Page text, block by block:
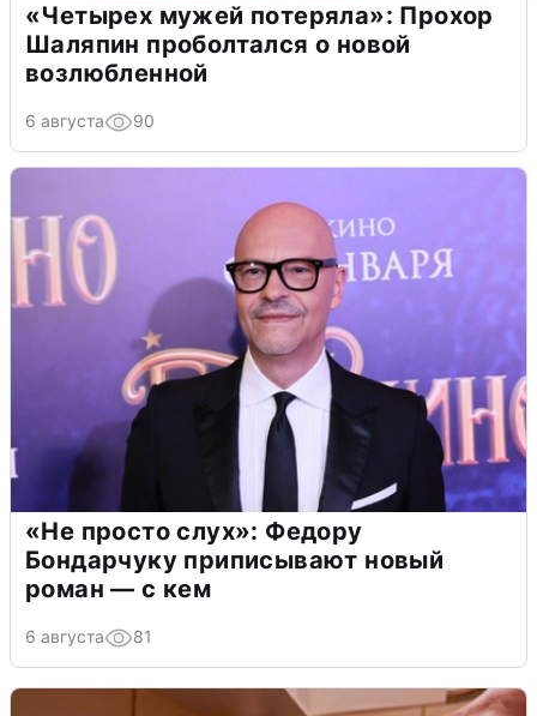
«Четырех мужей потеряла»: Прохор
Шаляпин проболтался о новой
возлюбленной
6 августа 90
«Не просто слух»: Федору
Бондарчуку приписывают новый
роман — с кем
6 августа 81